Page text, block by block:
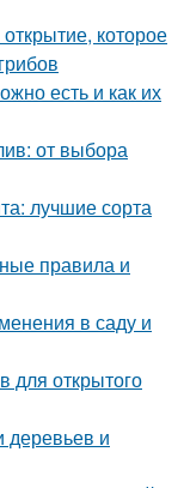
которое
есть и как их
от выбора
лучшие сорта
правила и
в саду и
для открытого
деревьев и